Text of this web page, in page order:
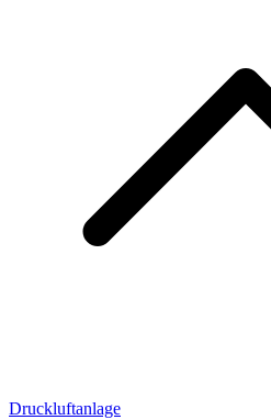
Druckluftanlage